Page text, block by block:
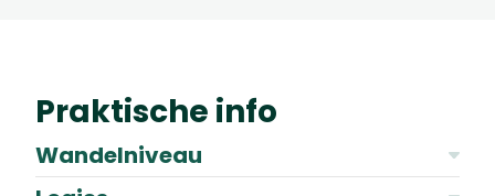
Praktische info
Wandelniveau